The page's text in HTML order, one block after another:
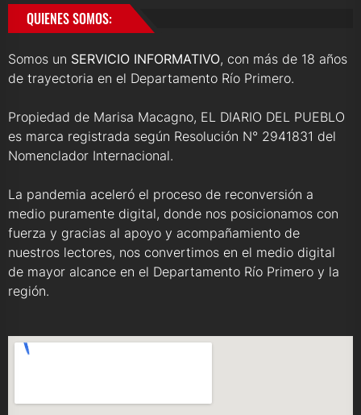
QUIENES SOMOS:
Somos un SERVICIO INFORMATIVO, con más de 18 años
de trayectoria en el Departamento Río Primero.
Propiedad de Marisa Macagno, EL DIARIO DEL PUEBLO
es marca registrada según Resolución N° 2941831 del
Nomenclador Internacional.
La pandemia aceleró el proceso de reconversión a
medio puramente digital, donde nos posicionamos con
fuerza y gracias al apoyo y acompañamiento de
nuestros lectores, nos convertimos en el medio digital
de mayor alcance en el Departamento Río Primero y la
región.